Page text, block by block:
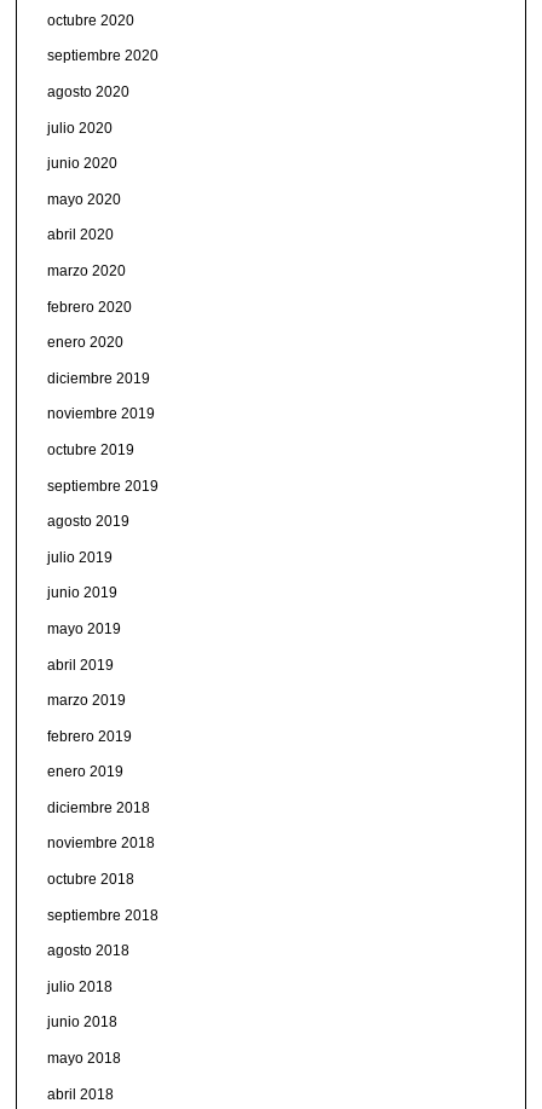
octubre 2020
septiembre 2020
agosto 2020
julio 2020
junio 2020
mayo 2020
abril 2020
marzo 2020
febrero 2020
enero 2020
diciembre 2019
noviembre 2019
octubre 2019
septiembre 2019
agosto 2019
julio 2019
junio 2019
mayo 2019
abril 2019
marzo 2019
febrero 2019
enero 2019
diciembre 2018
noviembre 2018
octubre 2018
septiembre 2018
agosto 2018
julio 2018
junio 2018
mayo 2018
abril 2018